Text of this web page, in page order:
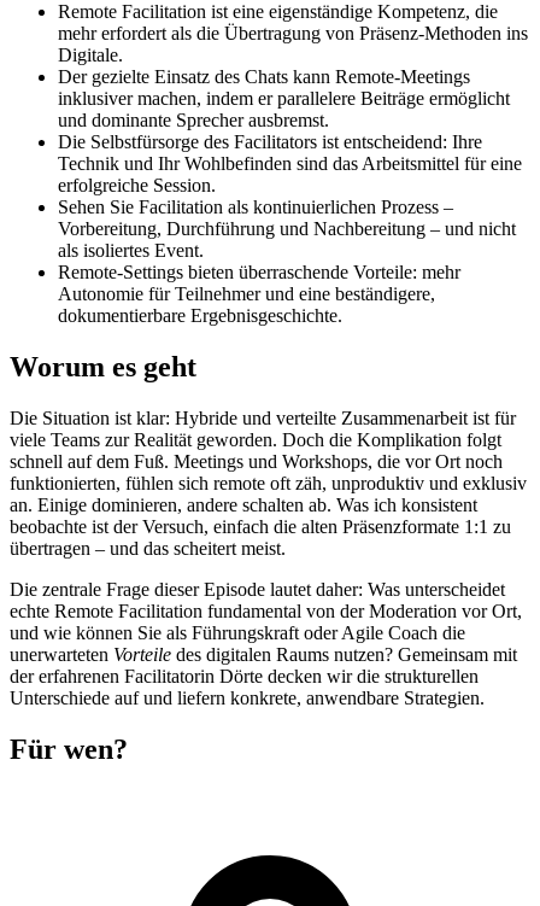
Remote Facilitation ist eine eigenständige Kompetenz, die
mehr erfordert als die Übertragung von Präsenz-Methoden ins
Digitale.
Der gezielte Einsatz des Chats kann Remote-Meetings
inklusiver machen, indem er parallelere Beiträge ermöglicht
und dominante Sprecher ausbremst.
Die Selbstfürsorge des Facilitators ist entscheidend: Ihre
Technik und Ihr Wohlbefinden sind das Arbeitsmittel für eine
erfolgreiche Session.
Sehen Sie Facilitation als kontinuierlichen Prozess –
Vorbereitung, Durchführung und Nachbereitung – und nicht
als isoliertes Event.
Remote-Settings bieten überraschende Vorteile: mehr
Autonomie für Teilnehmer und eine beständigere,
dokumentierbare Ergebnisgeschichte.
Worum es geht
Die Situation ist klar: Hybride und verteilte Zusammenarbeit ist für
viele Teams zur Realität geworden. Doch die Komplikation folgt
schnell auf dem Fuß. Meetings und Workshops, die vor Ort noch
funktionierten, fühlen sich remote oft zäh, unproduktiv und exklusiv
an. Einige dominieren, andere schalten ab. Was ich konsistent
beobachte ist der Versuch, einfach die alten Präsenzformate 1:1 zu
übertragen – und das scheitert meist.
Die zentrale Frage dieser Episode lautet daher: Was unterscheidet
echte Remote Facilitation fundamental von der Moderation vor Ort,
und wie können Sie als Führungskraft oder Agile Coach die
unerwarteten Vorteile des digitalen Raums nutzen? Gemeinsam mit
der erfahrenen Facilitatorin Dörte decken wir die strukturellen
Unterschiede auf und liefern konkrete, anwendbare Strategien.
Für wen?